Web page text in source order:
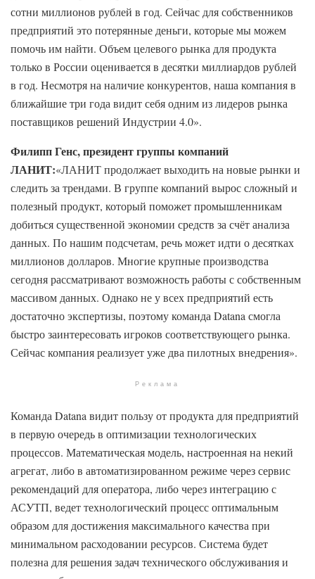
сотни миллионов рублей в год. Сейчас для собственников
предприятий это потерянные деньги, которые мы можем
помочь им найти. Объем целевого рынка для продукта
только в России оценивается в десятки миллиардов рублей
в год. Несмотря на наличие конкурентов, наша компания в
ближайшие три года видит себя одним из лидеров рынка
поставщиков решений Индустрии 4.0».
Филипп Генс, президент группы компаний
ЛАНИТ:«ЛАНИТ продолжает выходить на новые рынки и
следить за трендами. В группе компаний вырос сложный и
полезный продукт, который поможет промышленникам
добиться существенной экономии средств за счёт анализа
данных. По нашим подсчетам, речь может идти о десятках
миллионов долларов. Многие крупные производства
сегодня рассматривают возможность работы с собственным
массивом данных. Однако не у всех предприятий есть
достаточно экспертизы, поэтому команда Datana смогла
быстро заинтересовать игроков соответствующего рынка.
Сейчас компания реализует уже два пилотных внедрения».
Реклама
Команда Datana видит пользу от продукта для предприятий
в первую очередь в оптимизации технологических
процессов. Математическая модель, настроенная на некий
агрегат, либо в автоматизированном режиме через сервис
рекомендаций для оператора, либо через интеграцию с
АСУТП, ведет технологический процесс оптимальным
образом для достижения максимального качества при
минимальном расходовании ресурсов. Система будет
полезна для решения задач технического обслуживания и